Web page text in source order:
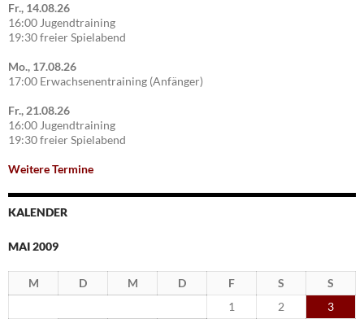
Fr., 14.08.26
16:00 Jugendtraining
19:30 freier Spielabend
Mo., 17.08.26
17:00 Erwachsenentraining (Anfänger)
Fr., 21.08.26
16:00 Jugendtraining
19:30 freier Spielabend
Weitere Termine
KALENDER
MAI 2009
M D M D F S
S
1
2
3